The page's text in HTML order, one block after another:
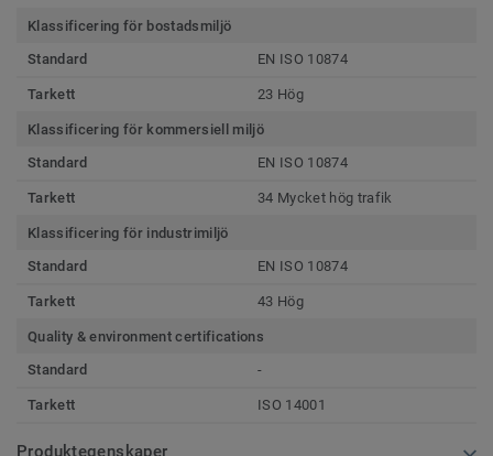
Klassificering för bostadsmiljö
Standard
EN ISO 10874
Tarkett 23 Hög
Klassificering för kommersiell miljö
Standard
EN ISO 10874
Tarkett 34 Mycket hög trafik
Klassificering för industrimiljö
Standard
EN ISO 10874
Tarkett 43 Hög
Quality & environment certifications
Standard
-
Tarkett ISO 14001
Produktegenskaper